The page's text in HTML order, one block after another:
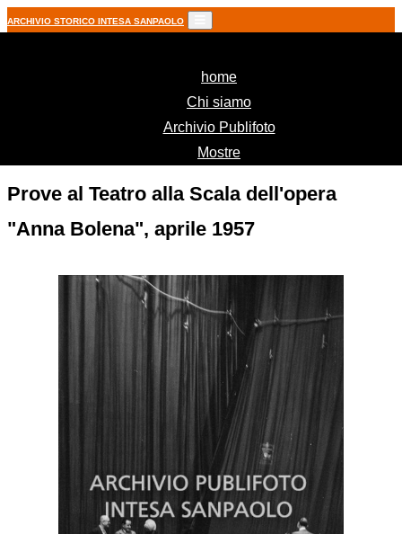
ARCHIVIO STORICO INTESA SANPAOLO
home(current)
Chi siamo
Archivio Publifoto
Mostre
Prove al Teatro alla Scala dell'opera
"Anna Bolena", aprile 1957